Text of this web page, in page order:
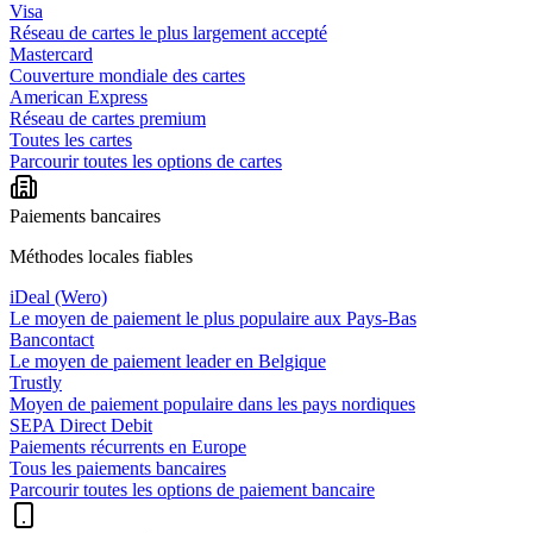
Visa
Réseau de cartes le plus largement accepté
Mastercard
Couverture mondiale des cartes
American Express
Réseau de cartes premium
Toutes les cartes
Parcourir toutes les options de cartes
Paiements bancaires
Méthodes locales fiables
iDeal (Wero)
Le moyen de paiement le plus populaire aux Pays-Bas
Bancontact
Le moyen de paiement leader en Belgique
Trustly
Moyen de paiement populaire dans les pays nordiques
SEPA Direct Debit
Paiements récurrents en Europe
Tous les paiements bancaires
Parcourir toutes les options de paiement bancaire